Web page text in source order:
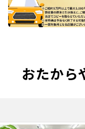
おたから